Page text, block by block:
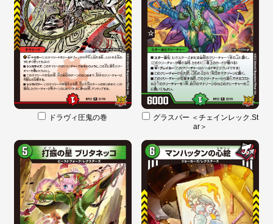
ドラヴィ圧鬼の巻
グラスパー ＜チェインレック.St
ar＞